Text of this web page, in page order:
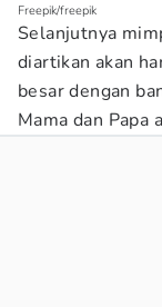
Freepik/freepik
Selanjutnya
diartikan akan
besar dengan
Mama dan Papa